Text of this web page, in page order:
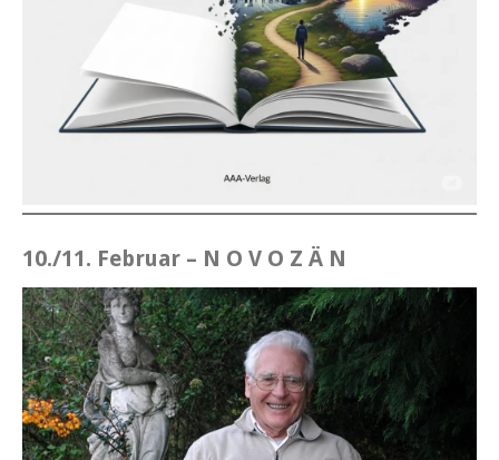
10./11. Februar – N O V O Z Ä N